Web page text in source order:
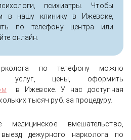
психиатры. Чтобы
в нашу клинику в Ижевске,
по телефону центра или
онлайн.
по телефону можно
услуг, цены, оформить
в Ижевске. У нас доступная
тысяч руб. за процедуру.
вмешательство,
дежурного нарколога по